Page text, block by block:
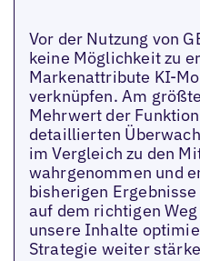
Vor der Nutzung von
keine Möglichkeit zu
Markenattribute KI-
verknüpfen. Am
Mehrwert der
detaillierten
im Vergleich zu den
wahrgenommen und
bisherigen
auf dem richtigen
unsere Inhalte
Strategie weiter